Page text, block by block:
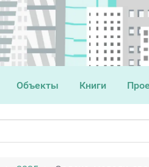
Объекты Книги